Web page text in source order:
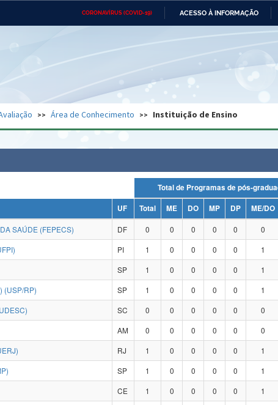
CORONAVÍRUS (COVID-19) ACESSO À INFORMAÇÃO
Ministério das Relações
Ministério do Desenvolvimento
Regional e
Advocacia-Geral da União Banco Central do Brasil
Área de Conhecimento Instituição de Ensino
Total de Programas de pós-
UF Total ME DO MP DP ME/DO
SAÚDE (FEPECS)
DF 0 0 0 0 0 0
PI 1 0 0 0 0 1
SP 1 0 0 0 0 1
(USP/RP)
SP 1 0 0 0 0 1
SC 0 0 0 0 0 0
AM 0 0 0 0 0 0
RJ 1 0 0 0 0 1
SP 1 0 0 0 0 1
CE 1 0 0 0 0 1